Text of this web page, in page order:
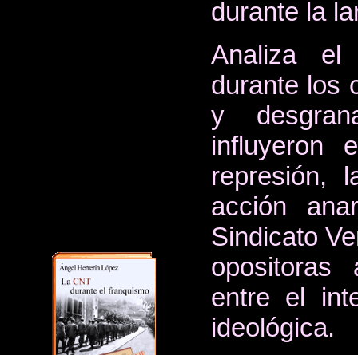
durante la
Analiza el
durante los
y
influyeron
represión,
acción
Sindicato
opositoras
entre el
ideológica.